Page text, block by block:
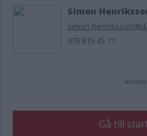
Simon
076 815 45 71
Annons:
Gå till